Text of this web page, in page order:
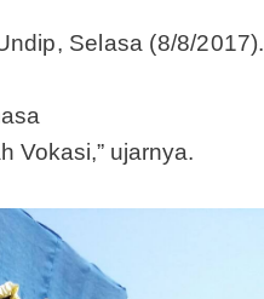
Selasa (8/8/2017).
Vokasi,” ujarnya.